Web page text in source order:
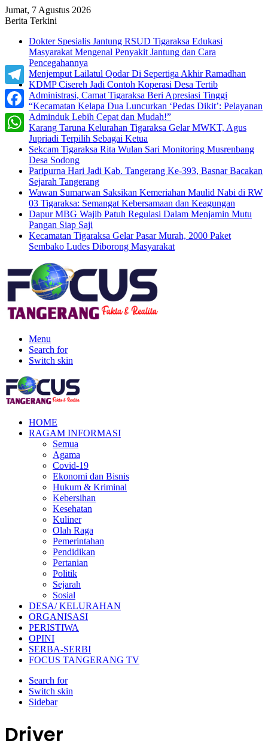
Jumat, 7 Agustus 2026
Berita Terkini
Dokter Spesialis Jantung RSUD Tigaraksa Edukasi
Masyarakat Mengenal Penyakit Jantung dan Cara
Pencegahannya
Menjemput Lailatul Qodar Di Sepertiga Akhir Ramadhan
KDMP Cisereh Jadi Contoh Koperasi Desa Tertib
Administrasi, Camat Tigaraksa Beri Apresiasi Tinggi
“Kecamatan Kelapa Dua Luncurkan ‘Pedas Dikit’: Pelayanan
Adminduk Lebih Cepat dan Mudah!”
Karang Taruna Kelurahan Tigaraksa Gelar MWKT, Agus
Jupriadi Terpilih Sebagai Ketua
Sekcam Tigaraksa Rita Wulan Sari Monitoring Musrenbang
Desa Sodong
Paripurna Hari Jadi Kab. Tangerang Ke-393, Basnar Bacakan
Sejarah Tangerang
Wawan Sumarwan Saksikan Kemeriahan Maulid Nabi di RW
03 Tigaraksa: Semangat Kebersamaan dan Keagungan
Dapur MBG Wajib Patuh Regulasi Dalam Menjamin Mutu
Pangan Siap Saji
Kecamatan Tigaraksa Gelar Pasar Murah, 2000 Paket
Sembako Ludes Diborong Masyarakat
Menu
Search for
Switch skin
HOME
RAGAM INFORMASI
Semua
Agama
Covid-19
Ekonomi dan Bisnis
Hukum & Kriminal
Kebersihan
Kesehatan
Kuliner
Olah Raga
Pemerintahan
Pendidikan
Pertanian
Politik
Sejarah
Sosial
DESA/ KELURAHAN
ORGANISASI
PERISTIWA
OPINI
SERBA-SERBI
FOCUS TANGERANG TV
Search for
Switch skin
Sidebar
Driver
Telegram
Facebook
WhatsApp